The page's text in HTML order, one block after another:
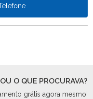
O QUE PROCURAVA?
grátis agora mesmo!